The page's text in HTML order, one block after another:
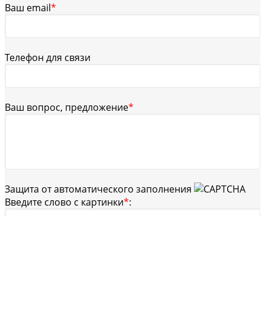
Ваш email*
Телефон для связи
Ваш вопрос, предложение*
Защита от автоматического заполнения
Введите слово с картинки*: